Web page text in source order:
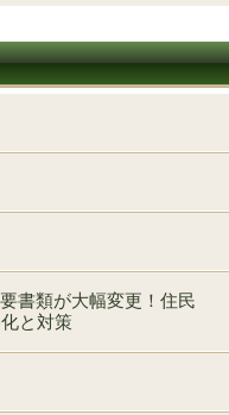
書類が大幅変更！住民
と対策